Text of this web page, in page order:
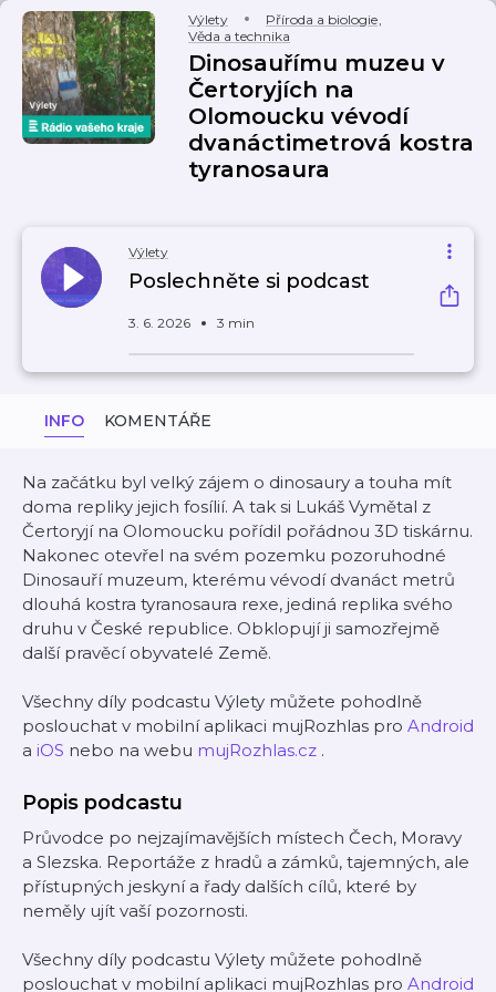
Výlety Příroda a biologie,
Věda a technika
Dinosauřímu muzeu v
Čertoryjích na
Olomoucku vévodí
dvanáctimetrová kostra
tyranosaura
Výlety
Poslechněte si podcast
3. 6. 2026 3 min
INFO KOMENTÁŘE
Na začátku byl velký zájem o dinosaury a touha mít
doma repliky jejich fosílií. A tak si Lukáš Vymětal z
Čertoryjí na Olomoucku pořídil pořádnou 3D tiskárnu.
Nakonec otevřel na svém pozemku pozoruhodné
Dinosauří muzeum, kterému vévodí dvanáct metrů
dlouhá kostra tyranosaura rexe, jediná replika svého
druhu v České republice. Obklopují ji samozřejmě
další pravěcí obyvatelé Země.
Všechny díly podcastu Výlety můžete pohodlně
poslouchat v mobilní aplikaci mujRozhlas pro Android
a iOS nebo na webu mujRozhlas.cz .
Popis podcastu
Průvodce po nejzajímavějších místech Čech, Moravy
a Slezska. Reportáže z hradů a zámků, tajemných, ale
přístupných jeskyní a řady dalších cílů, které by
neměly ujít vaší pozornosti.
Všechny díly podcastu Výlety můžete pohodlně
poslouchat v mobilní aplikaci mujRozhlas pro Android